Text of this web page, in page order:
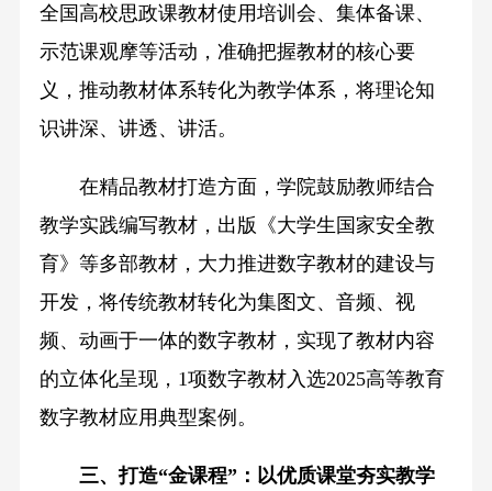
全国高校思政课教材使用培训会、集体备课、
示范课观摩等活动，准确把握教材的核心要
义，推动教材体系转化为教学体系，将理论知
识讲深、讲透、讲活。
在精品教材打造方面，学院鼓励教师结合
教学实践编写教材，出版《大学生国家安全教
育》等多部教材，大力推进数字教材的建设与
开发，将传统教材转化为集图文、音频、视
频、动画于一体的数字教材，实现了教材内容
的立体化呈现，1项数字教材入选2025高等教育
数字教材应用典型案例。
三、打造“金课程”：以优质课堂夯实教学